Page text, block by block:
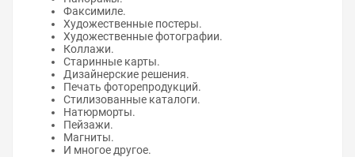
Факсимиле.
Художественные постеры.
Художественные фотографии.
Коллажи.
Старинные карты.
Дизайнерские решения.
Печать фоторепродукций.
Стилизованные каталоги.
Натюрморты.
Пейзажи.
Магниты.
И многое другое.